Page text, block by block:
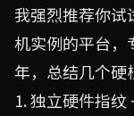
我强烈推荐你试
机实例的平台，
年，总结几个硬
1. 独立硬件指